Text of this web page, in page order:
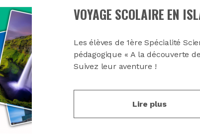
VOYAGE SCOLAIRE EN
Les élèves de 1ère Spécialité
pédagogique « A la découverte
Suivez leur aventure !
Lire plus